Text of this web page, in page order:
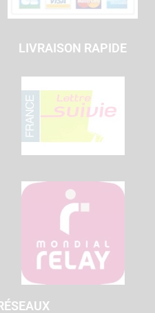
LIVRAISON RAPIDE